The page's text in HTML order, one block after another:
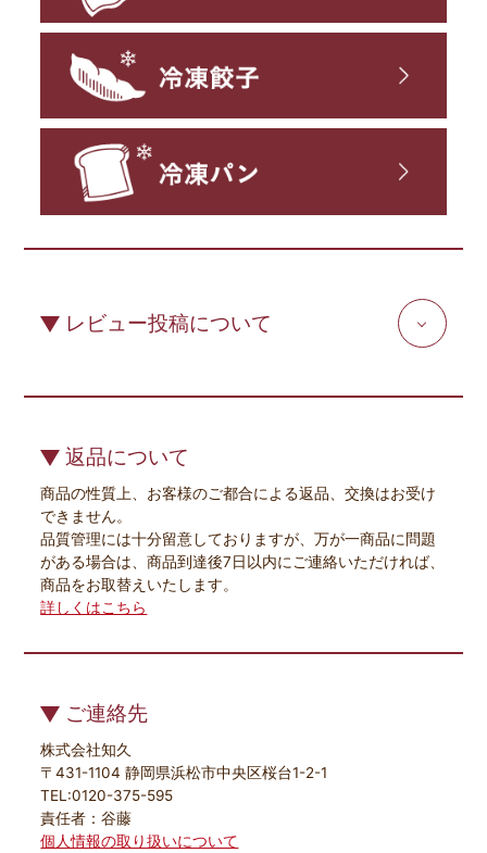
レビュー投稿について
返品について
商品の性質上、お客様のご都合による返品、交換はお受け
できません。
品質管理には十分留意しておりますが、万が一商品に問題
がある場合は、商品到達後7日以内にご連絡いただければ、
商品をお取替えいたします。
詳しくはこちら
ご連絡先
株式会社知久
〒431-1104 静岡県浜松市中央区桜台1-2-1
TEL:0120-375-595
責任者：谷藤
個人情報の取り扱いについて